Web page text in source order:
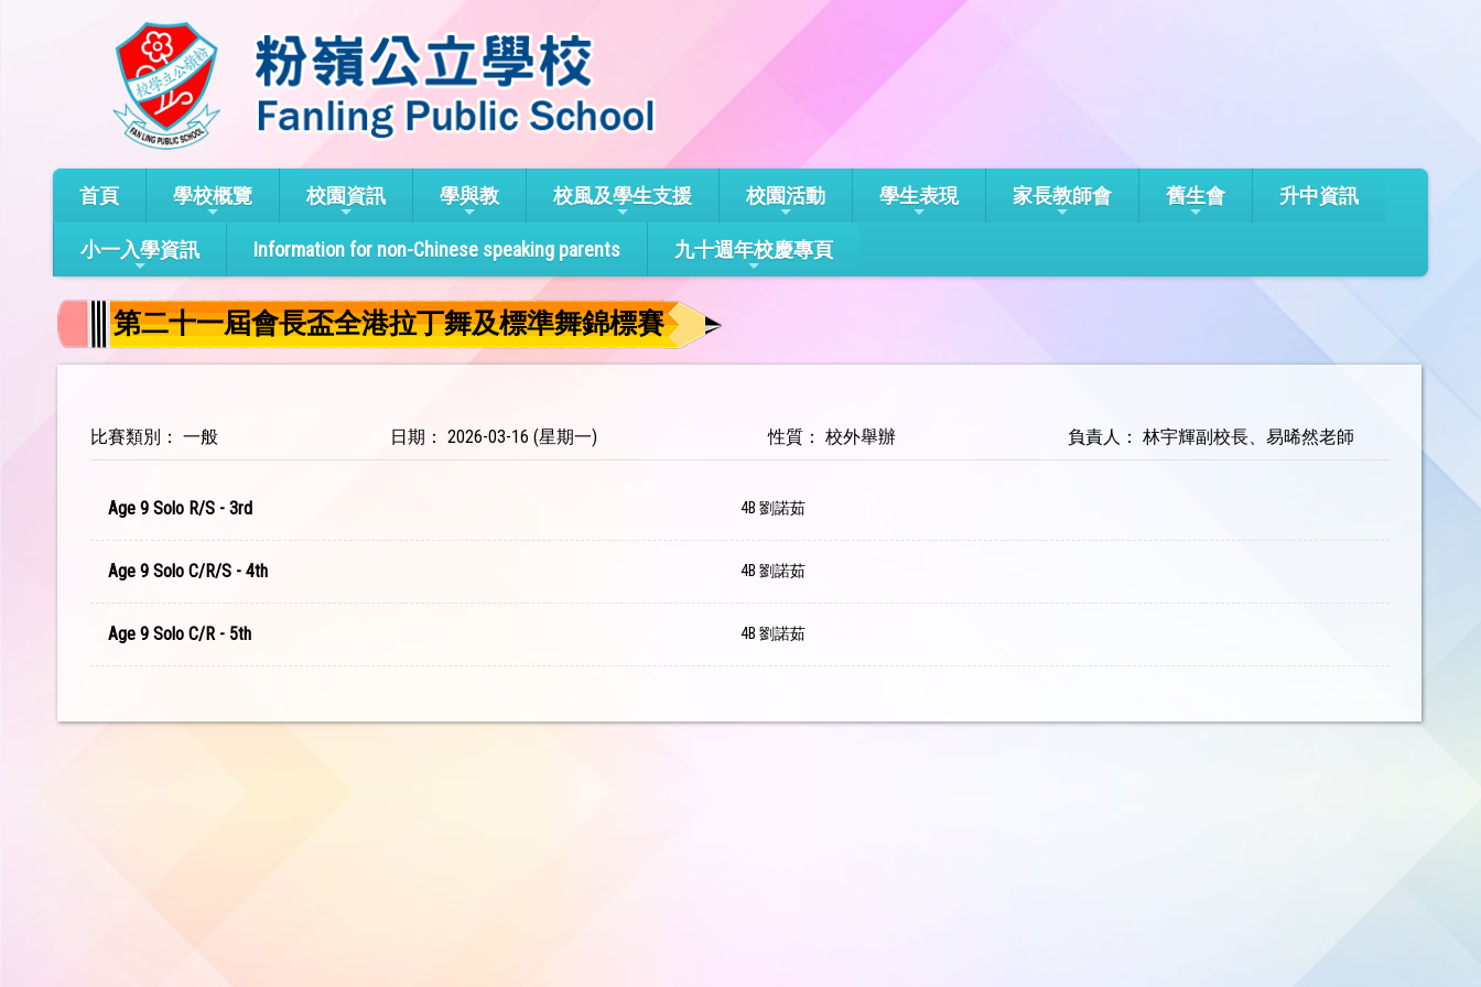
首頁 學校概覽 校園資訊 學與教 校風及學生支援 校園活動 學生表現 家長教師會 舊生會 升中資訊
小一入學資訊 Information for non-Chinese speaking parents 九十週年校慶專頁
第二十一屆會長盃全港拉丁舞及標準舞錦標賽
比賽類別： 一般 日期： 2026-03-16 (星期一) 性質： 校外舉辦 負責人： 林宇輝副校長、易晞然老師
Age 9 Solo R/S - 3rd 4B 劉諾茹
Age 9 Solo C/R/S - 4th 4B 劉諾茹
Age 9 Solo C/R - 5th 4B 劉諾茹